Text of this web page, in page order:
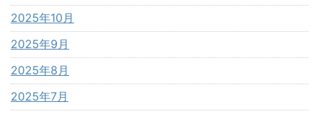
2025年10月
2025年9月
2025年8月
2025年7月